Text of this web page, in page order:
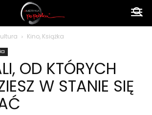
Kino, Książka
OD KTÓRYCH
W STANIE SIĘ